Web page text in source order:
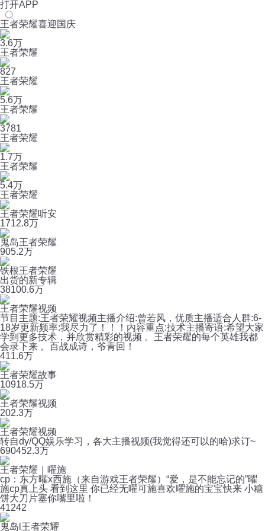
打开APP
王者荣耀喜迎国庆
3.6万
王者荣耀
827
王者荣耀
5.6万
王者荣耀
3781
王者荣耀
1.7万
王者荣耀
5.4万
王者荣耀
王者荣耀听安
1712.8万
鬼岛王者荣耀
905.2万
铁根王者荣耀
出货的新专辑
38100.6万
王者荣耀视频
节目主题:王者荣耀视频主播介绍:曾若风，优质主播适合人群:6-
18岁更新频率:我尽力了！！！内容重点:技术主播寄语:希望大家
学到更多技术，并欣赏精彩的视频 。王者荣耀的每个英雄我都
会录下来 。百战成诗，爷青回！
411.6万
王者荣耀故事
10918.5万
王者荣耀视频
202.3万
王者荣耀视频
转自dy/QQ娱乐学习，各大主播视频(我觉得还可以的哈)求订~
690452.3万
王者荣耀｜曜施
cp：东方曜x西施（来自游戏王者荣耀）“爱，是不能忘记的”曜
施cp真上头 看到这里 你已经无曜可施喜欢曜施的宝宝快来 小糖
饼大刀片塞你嘴里啦！
41242
鬼岛l王者荣耀